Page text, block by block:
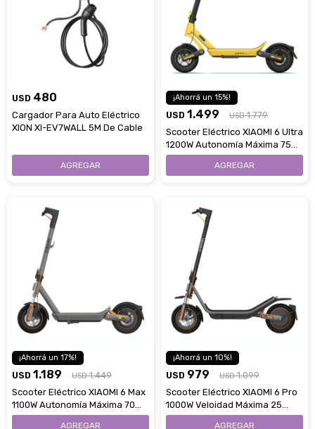
USD 480
Cargador Para Auto Eléctrico
XION XI-EV7WALL 5M De Cable
15
USD 1.499 USD 1.779
Scooter Eléctrico XIAOMI 6 Ultra
1200W Autonomía Máxima 75
Km
17
USD 1.189 USD 1.449
Scooter Eléctrico XIAOMI 6 Max
1100W Autonomía Máxima 70
Km
10
USD 979 USD 1.099
Scooter Eléctrico XIAOMI 6 Pro
1000W Veloidad Máxima 25
Km/H